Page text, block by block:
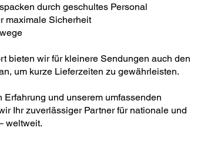
durch geschultes Personal
maximale Sicherheit
bieten wir für kleinere Sendungen auch den
um kurze Lieferzeiten zu gewährleisten.
Erfahrung und unserem umfassenden
Ihr zuverlässiger Partner für nationale und
weltweit.